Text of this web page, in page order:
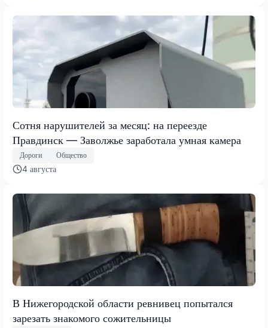
Сотня нарушителей за месяц: на переезде
Правдинск — Заволжье заработала умная камера
Дороги Общество
4 августа
В Нижегородской области ревнивец попытался
зарезать знакомого сожительницы